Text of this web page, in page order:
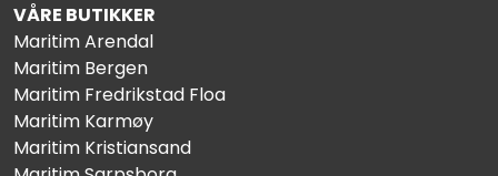
VÅRE BUTIKKER
Maritim Arendal
Maritim Bergen
Maritim Fredrikstad Floa
Maritim Karmøy
Maritim Kristiansand